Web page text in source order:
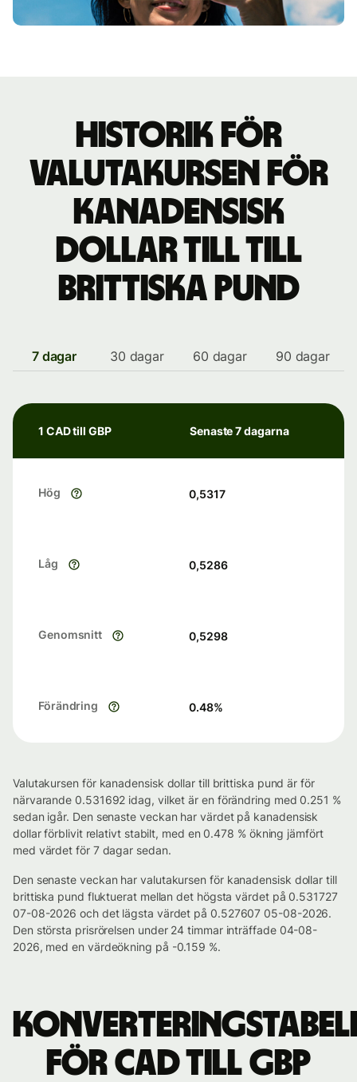
Historik för
valutakursen för
kanadensisk
dollar till till
brittiska pund
7 dagar 30 dagar 60 dagar 90 dagar
1 CAD till GBP Senaste 7 dagarna
Hög 0,5317
Låg 0,5286
Genomsnitt 0,5298
Förändring 0.48%
Valutakursen för kanadensisk dollar till brittiska pund är för
närvarande 0.531692 idag, vilket är en förändring med 0.251 %
sedan igår. Den senaste veckan har värdet på kanadensisk
dollar förblivit relativt stabilt, med en 0.478 % ökning jämfört
med värdet för 7 dagar sedan.
Den senaste veckan har valutakursen för kanadensisk dollar till
brittiska pund fluktuerat mellan det högsta värdet på 0.531727
07-08-2026 och det lägsta värdet på 0.527607 05-08-2026.
Den största prisrörelsen under 24 timmar inträffade 04-08-
2026, med en värdeökning på -0.159 %.
för CAD till GBP